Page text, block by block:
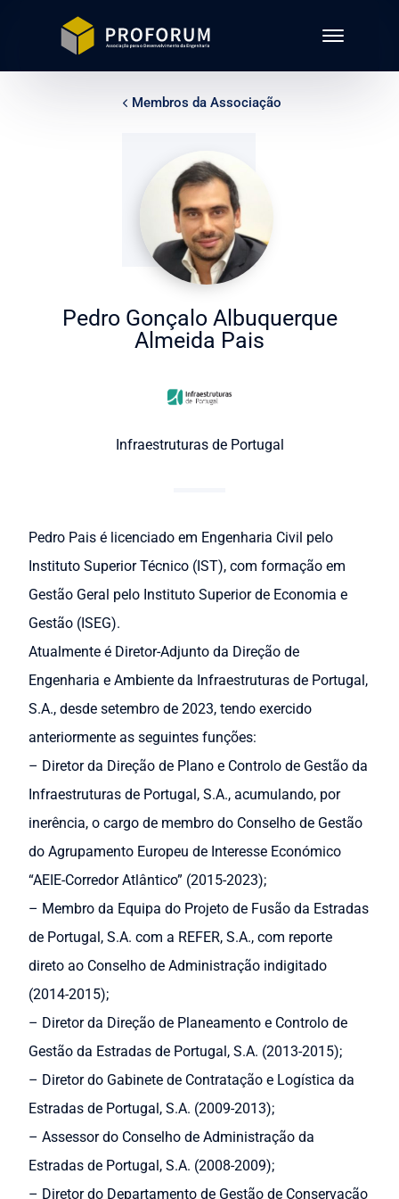
Membros da Associação
Pedro Gonçalo Albuquerque
Almeida Pais
Infraestruturas de Portugal
Pedro Pais é licenciado em Engenharia Civil pelo
Instituto Superior Técnico (IST), com formação em
Gestão Geral pelo Instituto Superior de Economia e
Gestão (ISEG).
Atualmente é Diretor-Adjunto da Direção de
Engenharia e Ambiente da Infraestruturas de Portugal,
S.A., desde setembro de 2023, tendo exercido
anteriormente as seguintes funções:
– Diretor da Direção de Plano e Controlo de Gestão da
Infraestruturas de Portugal, S.A., acumulando, por
inerência, o cargo de membro do Conselho de Gestão
do Agrupamento Europeu de Interesse Económico
“AEIE-Corredor Atlântico” (2015-2023);
– Membro da Equipa do Projeto de Fusão da Estradas
de Portugal, S.A. com a REFER, S.A., com reporte
direto ao Conselho de Administração indigitado
(2014-2015);
– Diretor da Direção de Planeamento e Controlo de
Gestão da Estradas de Portugal, S.A. (2013-2015);
– Diretor do Gabinete de Contratação e Logística da
Estradas de Portugal, S.A. (2009-2013);
– Assessor do Conselho de Administração da
Estradas de Portugal, S.A. (2008-2009);
– Diretor do Departamento de Gestão de Conservação